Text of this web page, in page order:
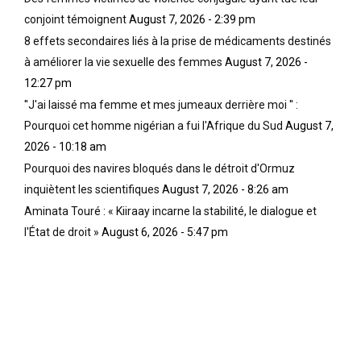
conjoint témoignentAugust 7, 2026 - 2:39 pm
8 effets secondaires liés à la prise de médicaments destinés
à améliorer la vie sexuelle des femmes August 7, 2026 -
12:27 pm
''J'ai laissé ma femme et mes jumeaux derrière moi '' :
Pourquoi cet homme nigérian a fui l'Afrique du Sud August 7,
2026 - 10:18 am
Pourquoi des navires bloqués dans le détroit d'Ormuz
inquiètent les scientifiques August 7, 2026 - 8:26 am
Aminata Touré : « Kiiraay incarne la stabilité, le dialogue et
l'État de droit » August 6, 2026 - 5:47 pm